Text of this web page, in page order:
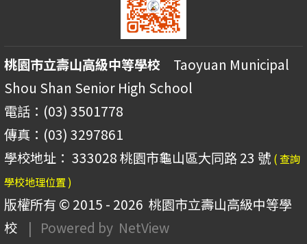
桃園市立壽山高級中等學校 Taoyuan Municipal
Shou Shan Senior High School
電話：(03) 3501778
傳真：(03) 3297861
學校地址： 333028 桃園市龜山區大同路 23 號 ( 查詢
學校地理位置 )
版權所有 © 2015 - 2026 桃園市立壽山高級中等學
校
| Powered by NetView